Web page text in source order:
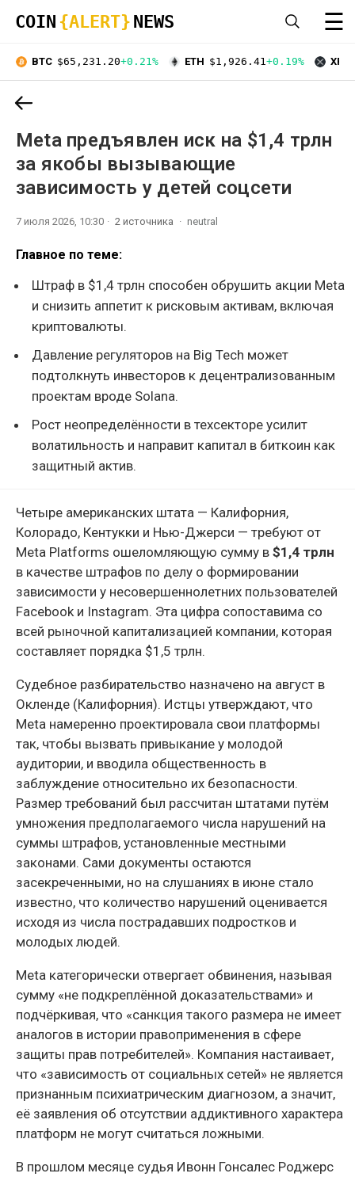
COIN {ALERT} NEWS ☰
BTC $65,231.20+0.21% ETH $1,926.41+0.19% XRP
Meta предъявлен иск на $1,4 трлн
за якобы вызывающие
зависимость у детей соцсети
7 июля 2026, 10:30 2 источника neutral
Главное по теме:
Штраф в $1,4 трлн способен обрушить акции Meta
и снизить аппетит к рисковым активам, включая
криптовалюты.
Давление регуляторов на Big Tech может
подтолкнуть инвесторов к децентрализованным
проектам вроде Solana.
Рост неопределённости в техсекторе усилит
волатильность и направит капитал в биткоин как
защитный актив.
Четыре американских штата — Калифорния,
Колорадо, Кентукки и Нью-Джерси — требуют от
Meta Platforms ошеломляющую сумму в $1,4 трлн
в качестве штрафов по делу о формировании
зависимости у несовершеннолетних пользователей
Facebook и Instagram. Эта цифра сопоставима со
всей рыночной капитализацией компании, которая
составляет порядка $1,5 трлн.
Судебное разбирательство назначено на август в
Окленде (Калифорния). Истцы утверждают, что
Meta намеренно проектировала свои платформы
так, чтобы вызвать привыкание у молодой
аудитории, и вводила общественность в
заблуждение относительно их безопасности.
Размер требований был рассчитан штатами путём
умножения предполагаемого числа нарушений на
суммы штрафов, установленные местными
законами. Сами документы остаются
засекреченными, но на слушаниях в июне стало
известно, что количество нарушений оценивается
исходя из числа пострадавших подростков и
молодых людей.
Meta категорически отвергает обвинения, называя
сумму «не подкреплённой доказательствами» и
подчёркивая, что «санкция такого размера не имеет
аналогов в истории правоприменения в сфере
защиты прав потребителей». Компания настаивает,
что «зависимость от социальных сетей» не является
признанным психиатрическим диагнозом, а значит,
её заявления об отсутствии аддиктивного характера
платформ не могут считаться ложными.
В прошлом месяце судья Ивонн Гонсалес Роджерс